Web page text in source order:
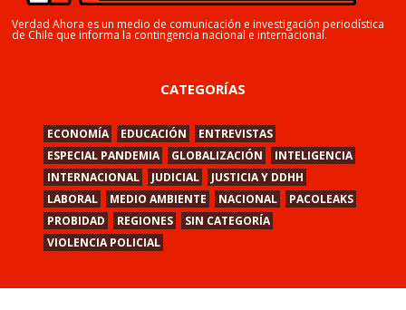
Verdad Ahora es un medio de comunicación e investigación periodística
de Chile que informa la contingencia nacional e internacional.
CATEGORÍAS
ECONOMÍA EDUCACIÓN
ENTREVISTAS
ESPECIAL PANDEMIA
GLOBALIZACIÓN
INTELIGENCIA
INTERNACIONAL
JUDICIAL
JUSTICIA Y DDHH
LABORAL
MEDIO AMBIENTE NACIONAL
PACOLEAKS
PROBIDAD
REGIONES
SIN CATEGORÍA
VIOLENCIA POLICIAL